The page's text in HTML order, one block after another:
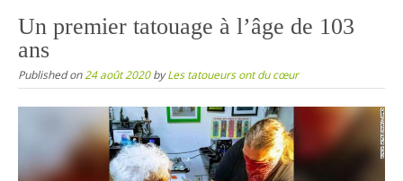
content
Un premier tatouage à l’âge de 103
ans
Published on24 août 2020byLes tatoueurs ont du cœur